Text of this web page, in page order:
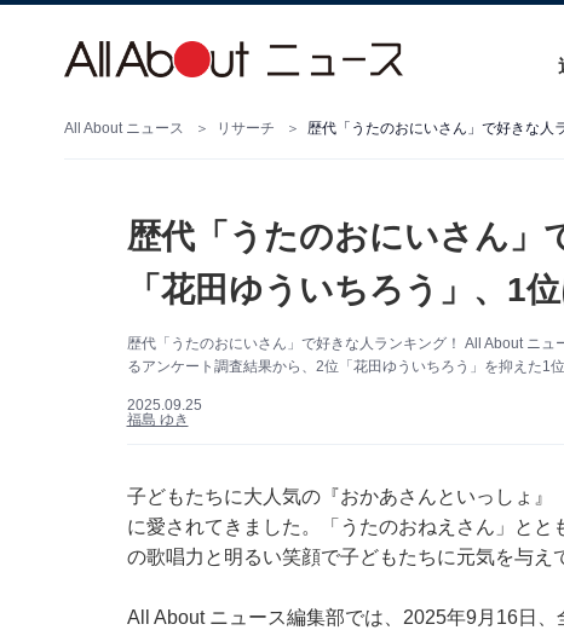
All About ニュース リサーチ 歴代「うたのおにいさん」で好きな人
歴代「うたのおにいさん」
「花田ゆういちろう」、1
歴代「うたのおにいさん」で好きな人ランキング！ All About ニ
るアンケート調査結果から、2位「花田ゆういちろう」を抑えた1
2025.09.25
福島 ゆき
子どもたちに大人気の『おかあさんといっしょ
に愛されてきました。「うたのおねえさん」と
の歌唱力と明るい笑顔で子どもたちに元気を与え
All About ニュース編集部では、2025年9月16日